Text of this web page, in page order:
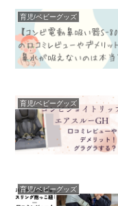
育児/ベビーグッズ
育児/ベビーグッズ
育児/ベビーグッズ